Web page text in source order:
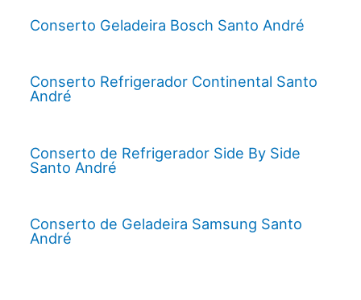
Conserto Geladeira Bosch Santo André
Conserto Refrigerador Continental Santo
André
Conserto de Refrigerador Side By Side
Santo André
Conserto de Geladeira Samsung Santo
André